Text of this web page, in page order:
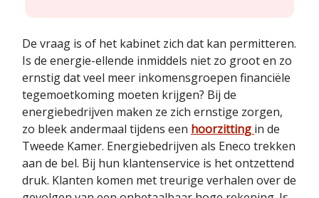
De vraag is of het kabinet zich dat kan permitteren.
Is de energie-ellende inmiddels niet zo groot en zo
ernstig dat veel meer inkomensgroepen financiële
tegemoetkoming moeten krijgen? Bij de
energiebedrijven maken ze zich ernstige zorgen,
zo bleek andermaal tijdens een hoorzitting in de
Tweede Kamer. Energiebedrijven als Eneco trekken
aan de bel. Bij hun klantenservice is het ontzettend
druk. Klanten komen met treurige verhalen over de